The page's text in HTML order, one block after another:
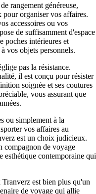
rangement généreuse,
organiser vos affaires.
accessoires ou vos
de suffisamment d'espace
poches intérieures et
vos objets personnels.
pas la résistance.
il est conçu pour résister
soignée et ses coutures
vous assurant que
ou simplement à la
vos affaires au
est un choix judicieux.
compagnon de voyage
esthétique contemporaine qui
est bien plus qu'un
de voyage qui allie